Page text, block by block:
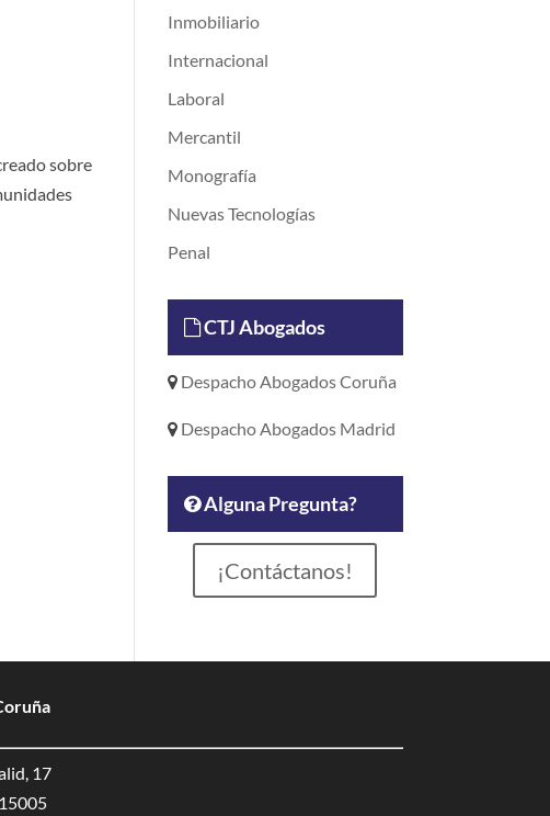
sobre
Inmobiliario
Internacional
Laboral
Mercantil
Monografía
Nuevas Tecnologías
Penal
CTJ Abogados
Despacho Abogados Coruña
Despacho Abogados Madrid
Alguna Pregunta?
¡Contáctanos!
17